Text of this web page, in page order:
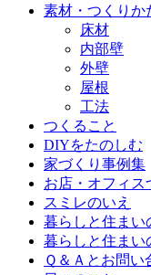
素材・つくりか
床材
内部壁
外壁
屋根
工法
つくること
DIYをたのしむ
家づくり事例集
お店・オフィス
スミレのいえ
暮らしと住まい
暮らしと住まい
Ｑ＆Ａとお問い